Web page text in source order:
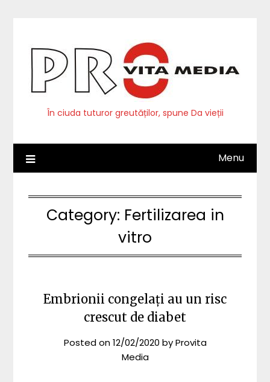
În ciuda tuturor greutăților, spune Da vieții
Menu
Category: Fertilizarea in
vitro
Embrionii congelați au un risc
crescut de diabet
Posted on12/02/2020 byProvita
Media